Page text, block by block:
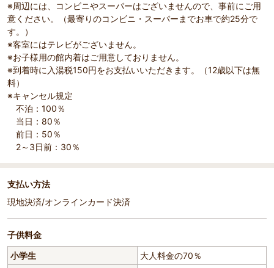
※周辺には、コンビニやスーパーはございませんので、事前にご用
意ください。（最寄りのコンビニ・スーパーまでお車で約25分で
す。）
※客室にはテレビがございません。
※お子様用の館内着はご用意しておりません。
※到着時に入湯税150円をお支払いいただきます。（12歳以下は無
料）
※キャンセル規定
不泊：100％
当日：80％
前日：50％
2～3日前：30％
支払い方法
現地決済/オンラインカード決済
子供料金
小学生
大人料金の70％